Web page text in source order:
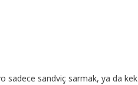
sandviç sarmak, ya da kek